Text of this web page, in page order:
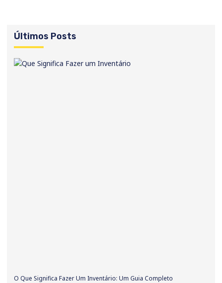
Últimos Posts
O Que Significa Fazer Um Inventário: Um Guia Completo